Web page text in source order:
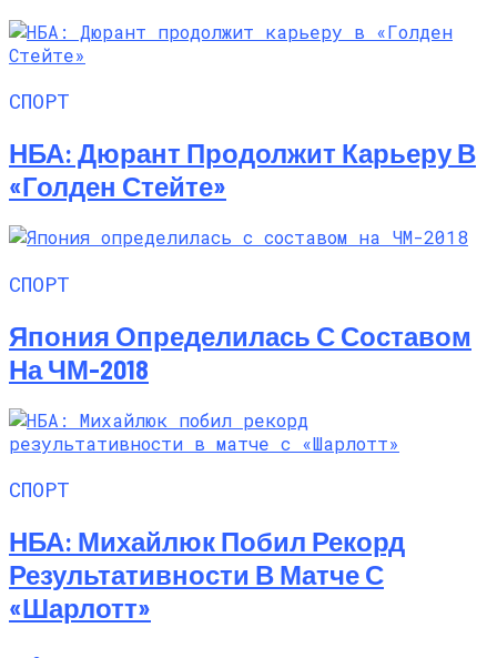
СПОРТ
НБА: Дюрант Продолжит Карьеру В
«Голден Стейте»
СПОРТ
Япония Определилась С Составом
На ЧМ-2018
СПОРТ
НБА: Михайлюк Побил Рекорд
Результативности В Матче С
«Шарлотт»